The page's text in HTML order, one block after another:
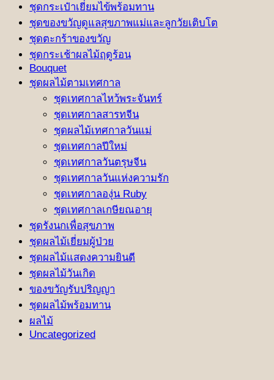
ชุดกระเป๋าเยี่ยมไข้พร้อมทาน
ชุดของขวัญดูแลสุขภาพแม่และลูกวัยเติบโต
ชุดตะกร้าของขวัญ
ชุดกระเช้าผลไม้ฤดูร้อน
Bouquet
ชุดผลไม้ตามเทศกาล
ชุดเทศกาลไหว้พระจันทร์
ชุดเทศกาลสารทจีน
ชุดผลไม้เทศกาลวันแม่
ชุดเทศกาลปีใหม่
ชุดเทศกาลวันตรุษจีน
ชุดเทศกาลวันแห่งความรัก
ชุดเทศกาลองุ่น Ruby
ชุดเทศกาลเกษียณอายุ
ชุดรังนกเพื่อสุขภาพ
ชุดผลไม้เยี่ยมผู้ป่วย
ชุดผลไม้แสดงความยินดี
ชุดผลไม้วันเกิด
ของขวัญรับปริญญา
ชุดผลไม้พร้อมทาน
ผลไม้
Uncategorized